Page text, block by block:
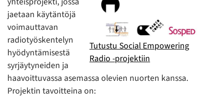
Tutustu Social Empowering
Radio -projektiin
jaetaan käytäntöjä
voimauttavan
radiotyöskentelyn
hyödyntämisestä
syrjäytyneiden ja
haavoittuvassa asemassa olevien nuorten kanssa.
Projektin tavoitteina on: